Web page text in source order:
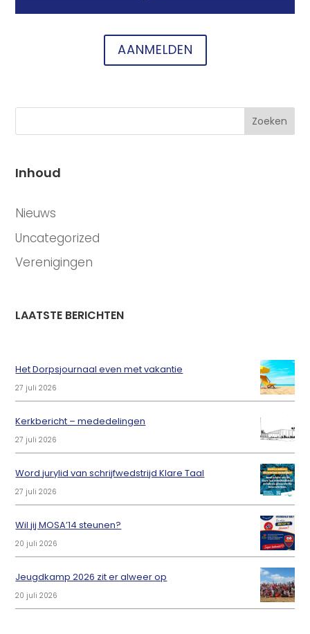
AANMELDEN
Zoeken
Inhoud
Nieuws
Uncategorized
Verenigingen
LAATSTE BERICHTEN
Het Dorpsjournaal even met vakantie
27 juli 2026
Kerkbericht – mededelingen
27 juli 2026
Word jurylid van schrijfwedstrijd Klare Taal
27 juli 2026
Wil jij MOSA’14 steunen?
20 juli 2026
Jeugdkamp 2026 zit er alweer op
20 juli 2026